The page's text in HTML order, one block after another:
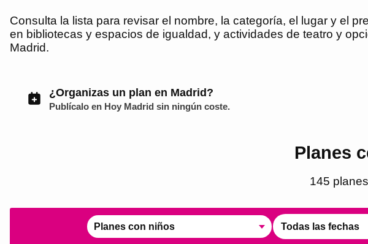
Consulta la lista para revisar el nombre, la categoría, el lugar y el
en bibliotecas y espacios de igualdad, y actividades de teatro y
Madrid.
¿Organizas un plan en Madrid?
Publícalo en Hoy Madrid sin ningún coste.
Planes
145 planes
Planes con niños Todas las fechas